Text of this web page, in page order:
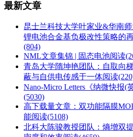
最新文章
昆士兰科技大学叶家业&华南
锂电池合金基负极改性策略的
(804)
NML文章集锦 | 固态电池阅读
青岛大学隋坤艳团队：自取向
蔽与自供电传感于一体阅读
Nano-Micro Letters《纳微快报(
(5030)
高下载量文章：双功能隔膜
能阅读(5108)
北科大陈骏教授团队：熵增双